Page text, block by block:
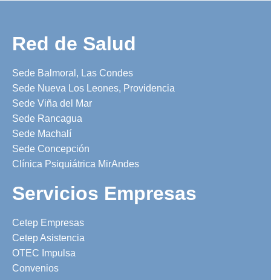
Red de Salud
Sede Balmoral, Las Condes
Sede Nueva Los Leones, Providencia
Sede Viña del Mar
Sede Rancagua
Sede Machalí
Sede Concepción
Clínica Psiquiátrica MirAndes
Servicios Empresas
Cetep Empresas
Cetep Asistencia
OTEC Impulsa
Convenios